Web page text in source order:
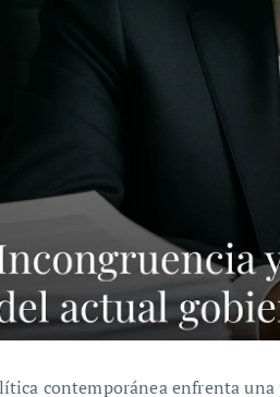
contemporánea enfrenta